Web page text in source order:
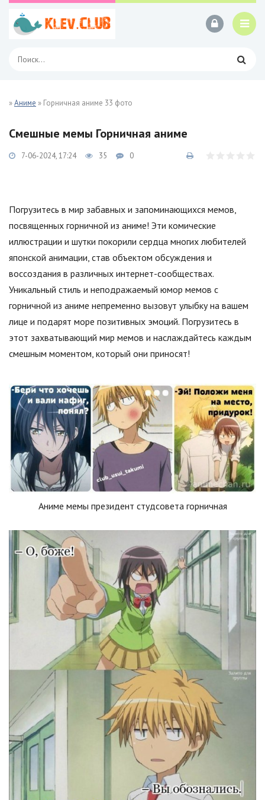
»Аниме » Горничная аниме 33 фото
Смешные мемы Горничная аниме
7-06-2024, 17:24 35 0
Погрузитесь в мир забавных и запоминающихся мемов,
посвященных горничной из аниме! Эти комические
иллюстрации и шутки покорили сердца многих любителей
японской анимации, став объектом обсуждения и
воссоздания в различных интернет-сообществах.
Уникальный стиль и неподражаемый юмор мемов с
горничной из аниме непременно вызовут улыбку на вашем
лице и подарят море позитивных эмоций. Погрузитесь в
этот захватывающий мир мемов и наслаждайтесь каждым
смешным моментом, который они приносят!
Аниме мемы президент студсовета горничная